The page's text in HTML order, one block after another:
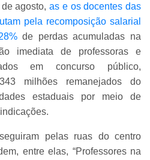
agosto, as e os docentes das
pela recomposição salarial
de perdas acumuladas na
imediata de professoras e
em concurso público,
milhões remanejados do
estaduais por meio de
pelas ruas do centro
entre elas, “Professores na